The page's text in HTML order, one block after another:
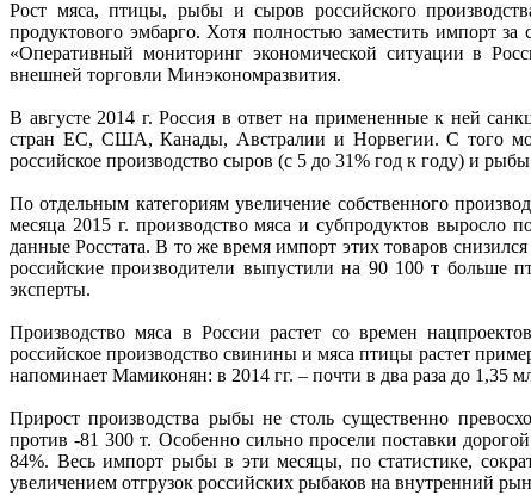
Рост мяса, птицы, рыбы и сыров российского
продуктового эмбарго. Хотя полностью заместить импорт
«Оперативный мониторинг экономической ситуации в
внешней торговли Минэкономразвития.
В августе 2014 г. Россия в ответ на примененные к ней
стран ЕС, США, Канады, Австралии и Норвегии. С того
российское производство сыров (с 5 до 31% год к году) и
По отдельным категориям увеличение собственного
месяца 2015 г. производство мяса и субпродуктов
данные Росстата. В то же время импорт этих товаров
российские производители выпустили на 90 100 т больше
эксперты.
Производство мяса в России растет со времен
российское производство свинины и мяса птицы растет
напоминает Мамиконян: в 2014 гг. – почти в два раза до 1,35
Прирост производства рыбы не столь существенно
против -81 300 т. Особенно сильно просели поставки
84%. Весь импорт рыбы в эти месяцы, по статистике,
увеличением отгрузок российских рыбаков на внутренний